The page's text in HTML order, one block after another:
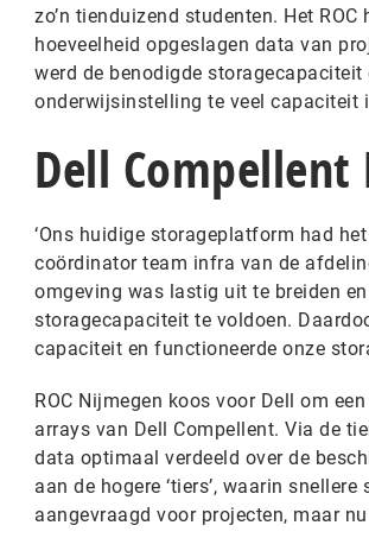
zo’n tienduizend studenten. Het
hoeveelheid opgeslagen data van
werd de benodigde
onderwijsinstelling te veel capaciteit
Dell Compellent
‘Ons huidige storageplatform had
coördinator team infra van de
omgeving was lastig uit te breiden
storagecapaciteit te voldoen.
capaciteit en functioneerde onze
ROC Nijmegen koos voor Dell om
arrays van Dell Compellent. Via de
data optimaal verdeeld over de
aan de hogere ‘tiers’, waarin
aangevraagd voor projecten, maar